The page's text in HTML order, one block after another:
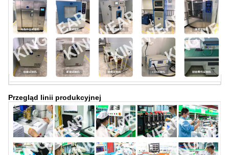
Przegląd linii produkcyjnej